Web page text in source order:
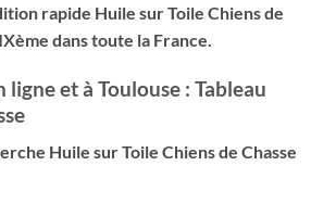
rapide Huile sur Toile Chiens de
dans toute la France.
et à Toulouse : Tableau
Huile sur Toile Chiens de Chasse